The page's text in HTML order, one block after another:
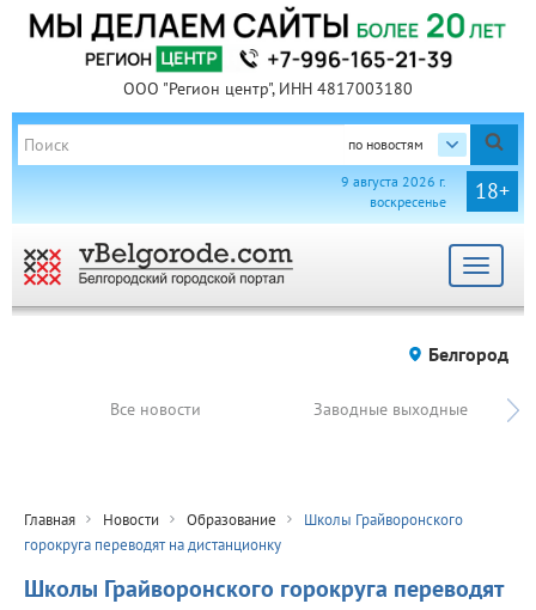
ООО "Регион центр", ИНН 4817003180
по новостям
18+
9 августа 2026 г.
воскресенье
Toggle
Белгород
Все новости Заводные выходные
Главная Новости Образование
Школы Грайворонского
горокруга переводят на дистанционку
Школы Грайворонского горокруга переводят